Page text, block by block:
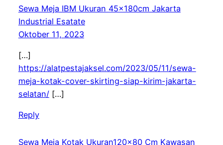
Sewa Meja IBM Ukuran 45x180cm Jakarta
Industrial Esatate
Oktober 11, 2023
[…]
https://alatpestajaksel.com/2023/05/11/sewa-
meja-kotak-cover-skirting-siap-kirim-jakarta-
selatan/[…]
Reply
Sewa Meja Kotak Ukuran120x80 Cm Kawasan